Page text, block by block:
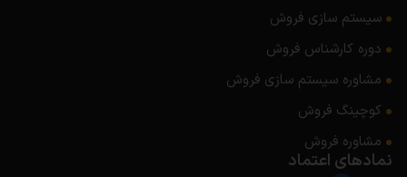
سیستم سازی فروش
دوره کارشناس فروش
مشاوره سیستم‌ سازی فروش
کوچینگ فروش
مشاوره فروش
نمادهای اعتماد